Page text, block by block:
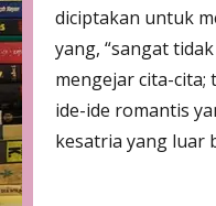
diciptakan untuk
yang, “sangat
mengejar cita-cita;
ide-ide romantis
kesatria yang luar